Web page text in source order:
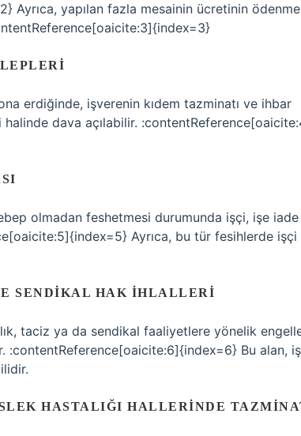
Ayrıca, yapılan fazla mesainin ücretinin
erdiğinde, işverenin kıdem tazminatı ve ihbar
dava açılabilir.
olmadan feshetmesi durumunda işçi, işe iade
Ayrıca, bu tür fesihlerde işçi
SENDIKAL HAK İHLALLERI
taciz ya da sendikal faaliyetlere yönelik
Bu alan,
HASTALIĞI HALLERINDE